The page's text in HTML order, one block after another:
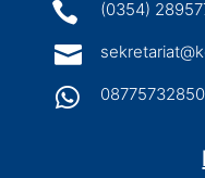
 (0354)

